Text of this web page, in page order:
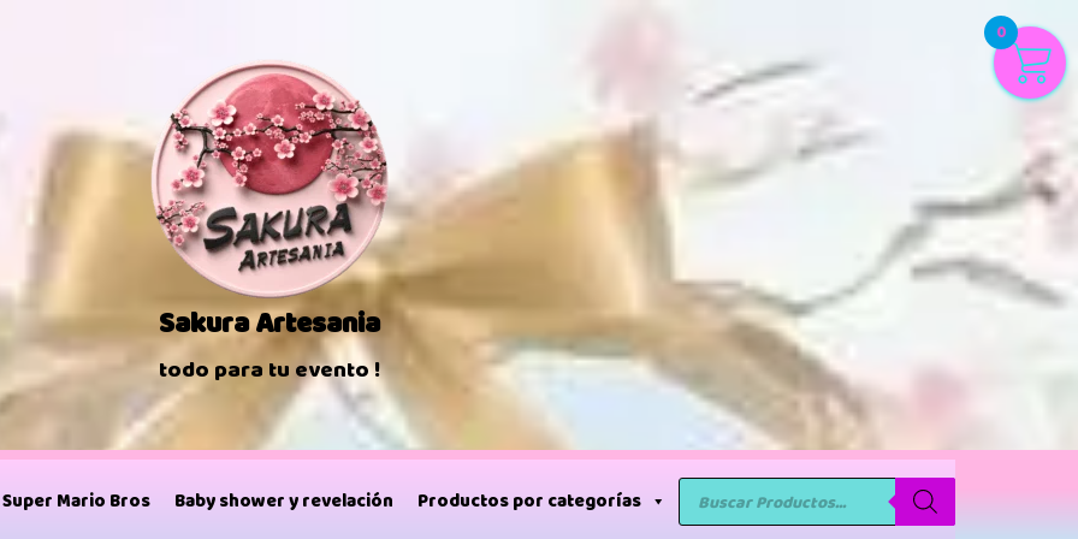
Sakura Artesania
todo para tu evento !
Super Mario Bros Baby shower y revelación Productos por categorías
0